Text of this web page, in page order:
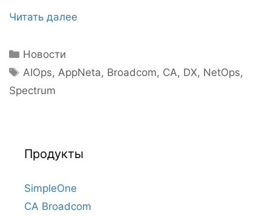
Читать далее
Рубрики
Новости
Метки
AIOps,AppNeta, Broadcom, CA, DX, NetOps,
Spectrum
Продукты
SimpleOne
CA Broadcom